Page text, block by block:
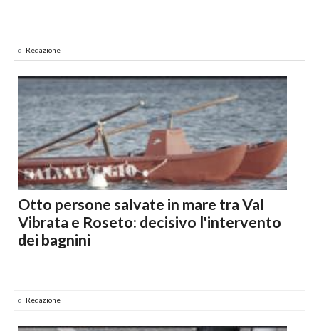
di Redazione
Otto persone salvate in mare tra Val
Vibrata e Roseto: decisivo l'intervento
dei bagnini
di Redazione